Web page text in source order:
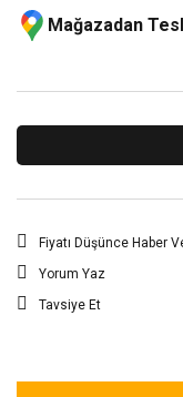
Mağazadan
Fiyatı Düşünce Haber
Yorum Yaz
Tavsiye Et